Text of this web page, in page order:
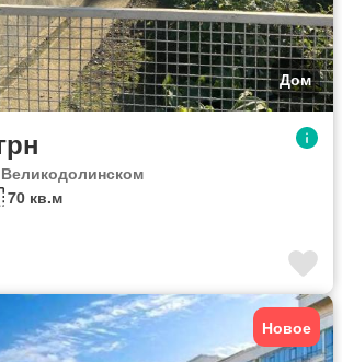
Дом
70 кв.м
Новое